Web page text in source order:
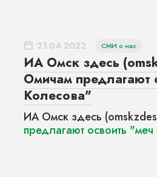
21.04.2022 СМИ о нас
ИА Омск здесь
Омичам предлагают
Колесова"
ИА Омск здесь
предлагают освоить